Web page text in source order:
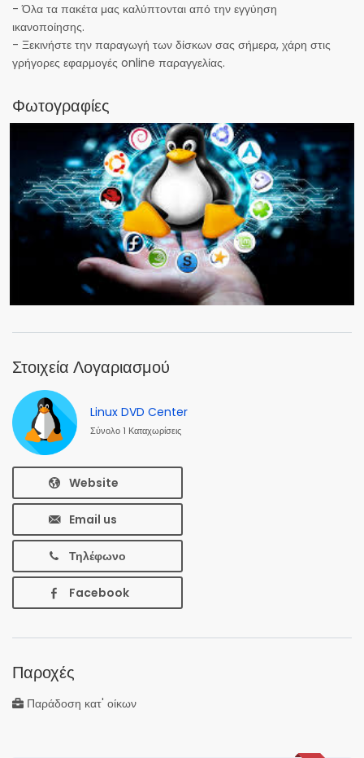
- Όλα τα πακέτα μας καλύπτονται από την εγγύηση
ικανοποίησης.
- Ξεκινήστε την παραγωγή των δίσκων σας σήμερα, χάρη στις
γρήγορες εφαρμογές online παραγγελίας.
Φωτογραφίες
Στοιχεία Λογαριασμού
Linux DVD Center
Σύνολο 1 Καταχωρίσεις
Website
Email us
Τηλέφωνο
Facebook
Παροχές
Παράδοση κατ' οίκων